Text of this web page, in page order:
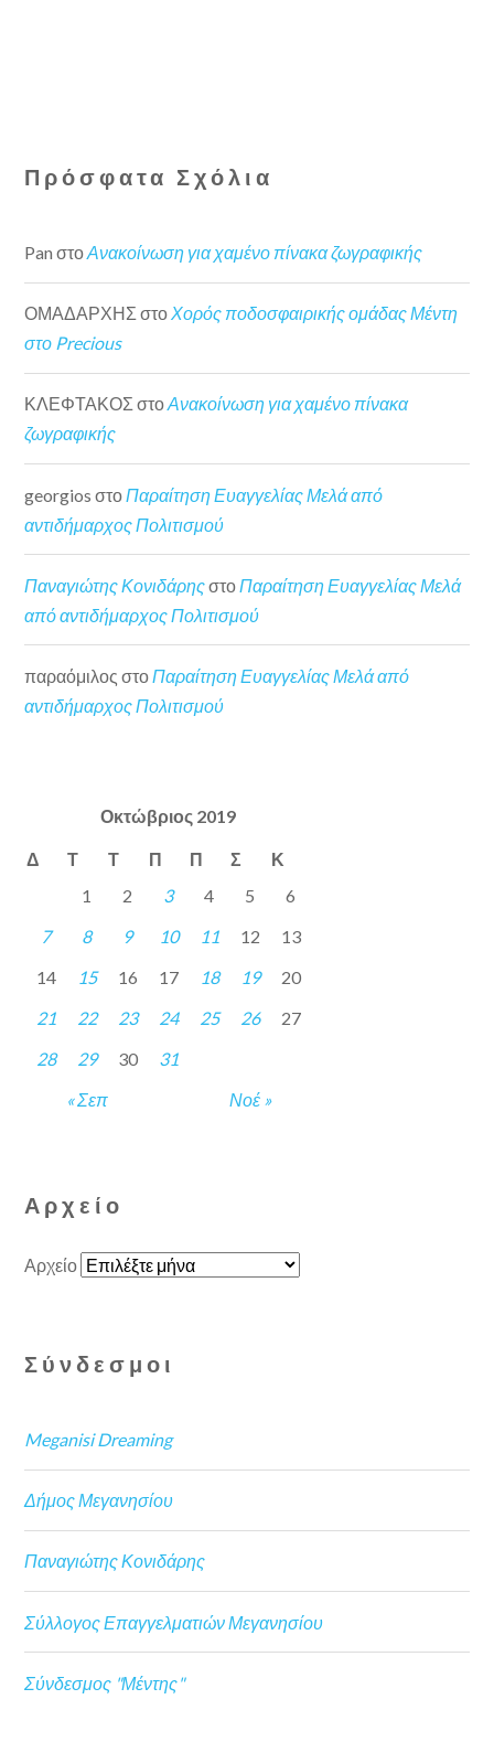
Πρόσφατα Σχόλια
Pan στοΑνακοίνωση για χαμένο πίνακα ζωγραφικής
ΟΜΑΔΑΡΧΗΣ στοΧορός ποδοσφαιρικής ομάδας Μέντη
στο Precious
ΚΛΕΦΤΑΚΟΣ στοΑνακοίνωση για χαμένο πίνακα
ζωγραφικής
georgios στο Παραίτηση Ευαγγελίας Μελά από
αντιδήμαρχος Πολιτισμού
Παναγιώτης Κονιδάρηςστο Παραίτηση Ευαγγελίας Μελά
από αντιδήμαρχος Πολιτισμού
παραόμιλος στοΠαραίτηση Ευαγγελίας Μελά από
αντιδήμαρχος Πολιτισμού
Οκτώβριος 2019
Δ Τ Τ Π Π Σ Κ
« Σεπ Νοέ »
1 2 3 4 5
6
7
8 9 10 11 12
13
14
15 16 17 18 19
20
21
22 23 24 25 26
27
28
29 30 31
Αρχείο
Αρχείο
Σύνδεσμοι
Meganisi Dreaming
Δήμος Μεγανησίου
Παναγιώτης Κονιδάρης
Σύλλογος Επαγγελματιών Μεγανησίου
Σύνδεσμος "Μέντης"